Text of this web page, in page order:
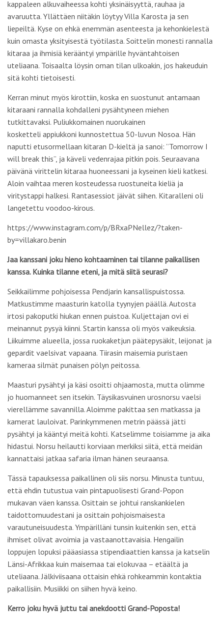
kappaleen alkuvaiheessa kohti yksinäisyyttä, rauhaa ja
avaruutta. Yllättäen niitäkin löytyy Villa Karosta ja sen
liepeiltä. Kyse on ehkä enemmän asenteesta ja kehonkielestä
kuin omasta yksityisestä työtilasta. Soittelin monesti rannalla
kitaraa ja ihmisiä kerääntyi ympärille hyväntahtoisen
uteliaana. Toisaalta löysin oman tilan ulkoakin, jos hakeuduin
sitä kohti tietoisesti.
Kerran minut myös kirottiin, koska en suostunut antamaan
kitaraani rannalla kohdalleni pysähtyneen miehen
tutkittavaksi. Puliukkomainen nuorukainen
kosketteli appiukkoni kunnostettua 50-luvun Nosoa. Hän
naputti etusormellaan kitaran D-kieltä ja sanoi: ”Tomorrow I
will break this”, ja käveli vedenrajaa pitkin pois. Seuraavana
päivänä virittelin kitaraa huoneessani ja kyseinen kieli katkesi.
Aloin vaihtaa meren kosteudessa ruostuneita kieliä ja
viritystappi halkesi. Rantasessiot jäivät siihen. Kitaralleni oli
langetettu voodoo-kirous.
https://www.instagram.com/p/BRxaPNellez/?taken-
by=villakaro.benin
Jaa kanssani joku hieno kohtaaminen tai tilanne paikallisen
kanssa. Kuinka tilanne eteni, ja mitä siitä seurasi?
Seikkailimme pohjoisessa Pendjarin kansallispuistossa.
Matkustimme maasturin katolla tyynyjen päällä. Autosta
irtosi pakoputki hiukan ennen puistoa. Kuljettajan ovi ei
meinannut pysyä kiinni. Startin kanssa oli myös vaikeuksia.
Liikuimme alueella, jossa ruokaketjun päätepysäkit, leijonat ja
gepardit vaelsivat vapaana. Tiirasin maisemia puristaen
kameraa silmät punaisen pölyn peitossa.
Maasturi pysähtyi ja käsi osoitti ohjaamosta, mutta olimme
jo huomanneet sen itsekin. Täysikasvuinen urosnorsu vaelsi
vierellämme savannilla. Aloimme pakittaa sen matkassa ja
kamerat lauloivat. Parinkymmenen metrin päässä jätti
pysähtyi ja kääntyi meitä kohti. Katselimme toisiamme ja aika
hidastui. Norsu heilautti korviaan merkiksi siitä, että meidän
kannattaisi jatkaa safaria ilman hänen seuraansa.
Tässä tapauksessa paikallinen oli siis norsu. Minusta tuntuu,
että ehdin tutustua vain pintapuolisesti Grand-Popon
mukavan väen kanssa. Osittain se johtui ranskankielen
taidottomuudestani ja osittain pohjoismaisesta
varautuneisuudesta. Ympärilläni tunsin kuitenkin sen, että
ihmiset olivat avoimia ja vastaanottavaisia. Hengailin
loppujen lopuksi pääasiassa stipendiaattien kanssa ja katselin
Länsi-Afrikkaa kuin maisemaa tai elokuvaa – etäältä ja
uteliaana. Jälkiviisaana ottaisin ehkä rohkeammin kontaktia
paikallisiin. Musiikki on siihen hyvä keino.
Kerro joku hyvä juttu tai anekdootti Grand-Poposta!